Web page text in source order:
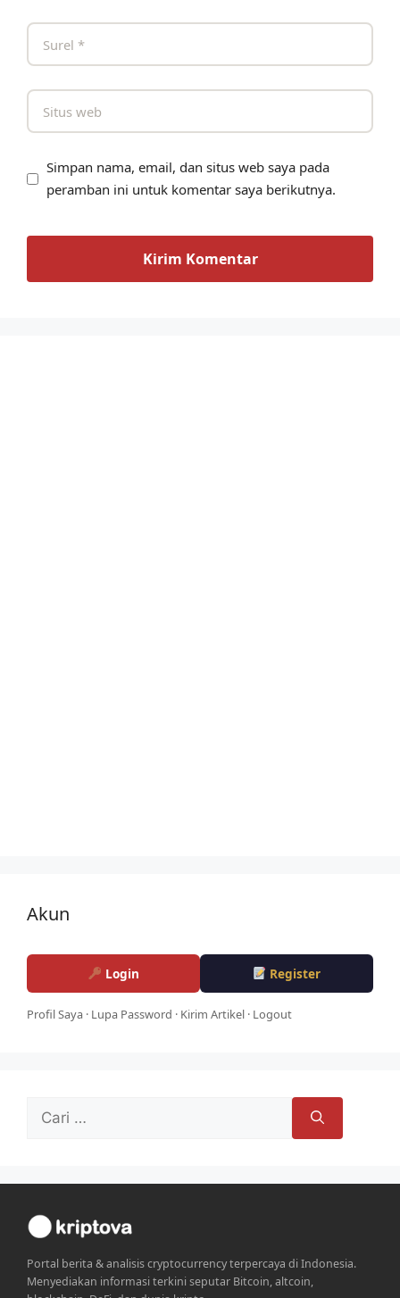
Simpan nama, email, dan situs web saya pada
peramban ini untuk komentar saya berikutnya.
Akun
Login Register
Profil Saya · Lupa Password · Kirim Artikel · Logout
untuk:
Portal berita & analisis cryptocurrency terpercaya di Indonesia.
Menyediakan informasi terkini seputar Bitcoin, altcoin,